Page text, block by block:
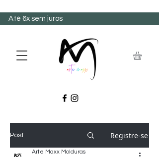
Até 6x sem juros
Post Registre-se
Arte Maxx Molduras